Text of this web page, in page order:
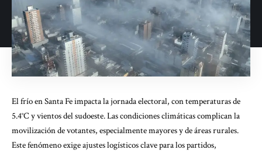
El frío en Santa Fe impacta la jornada electoral, con temperaturas de
5.4°C y vientos del sudoeste. Las condiciones climáticas complican la
movilización de votantes, especialmente mayores y de áreas rurales.
Este fenómeno exige ajustes logísticos clave para los partidos,